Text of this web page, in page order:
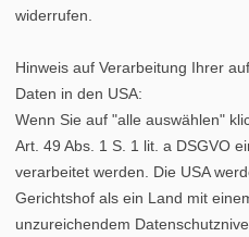
widerrufen.
Hinweis auf Verarbeitung Ihrer
Daten in den USA:
Wenn Sie auf "alle auswählen"
Art. 49 Abs. 1 S. 1 lit. a DSGVO
verarbeitet werden. Die USA
Gerichtshof als ein Land mit
unzureichendem